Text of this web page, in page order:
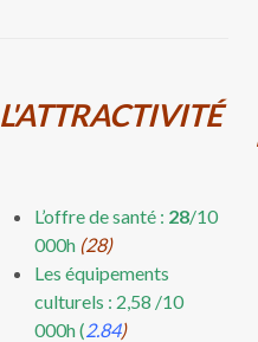
L'ATTRACTIVITÉ
L’offre de santé : 28/10
000h (28)
Les équipements
culturels : 2,58 /10
000h (2.84)